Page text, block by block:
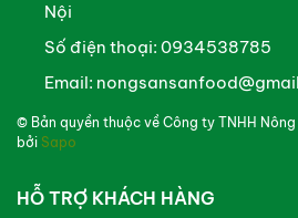
Phục vụ tận tâm: Sẵn sàng tư
bạn có món lòng ngon như ngoài
bếp nhà mình.
Nội
Số điện thoại: 0934538785
Email:
© Bản quyền thuộc về Công ty TNHH
bởi Sapo
HỖ TRỢ KHÁCH HÀNG